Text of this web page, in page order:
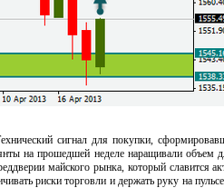
сигнал для покупки,
на прошедшей неделе наращивали объем
майского рынка, который славится
риски торговли и держать руку на